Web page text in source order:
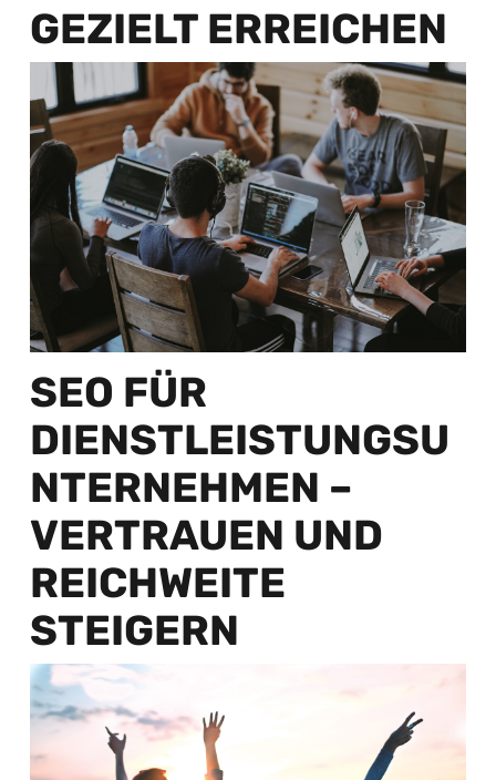
GEZIELT ERREICHEN
SEO FÜR
DIENSTLEISTUNGSU
NTERNEHMEN –
VERTRAUEN UND
REICHWEITE
STEIGERN